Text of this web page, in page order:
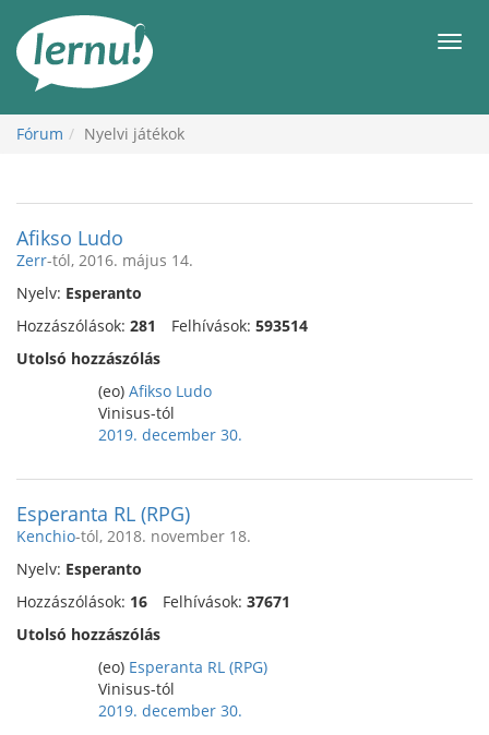
Fórum Nyelvi játékok
Afikso Ludo
Zerr-tól, 2016. május 14.
Nyelv: Esperanto
Hozzászólások: 281 Felhívások: 593514
Utolsó hozzászólás
(eo) Afikso Ludo
Vinisus-tól
2019. december 30.
Esperanta RL (RPG)
Kenchio-tól, 2018. november 18.
Nyelv: Esperanto
Hozzászólások: 16 Felhívások: 37671
Utolsó hozzászólás
(eo) Esperanta RL (RPG)
Vinisus-tól
2019. december 30.